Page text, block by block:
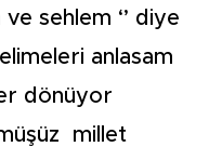
sehlem ‘’ diye
anlasam
dönüyor
millet